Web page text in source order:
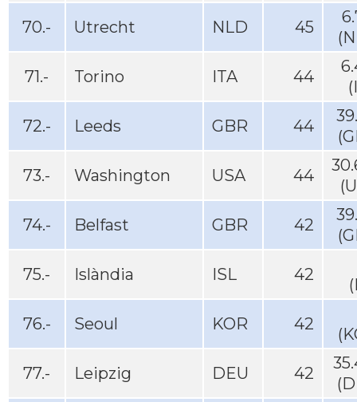
70.- Utrecht NLD 45
71.- Torino ITA 44
72.- Leeds GBR 44
73.- Washington USA 44
74.- Belfast GBR 42
75.- Islàndia ISL 42
76.- Seoul KOR 42
77.- Leipzig DEU 42